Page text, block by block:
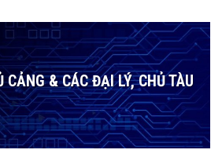
CẢNG & CÁC ĐẠI LÝ, CHỦ TÀU